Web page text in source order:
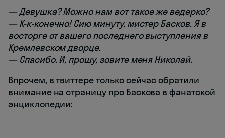
— Девушка? Можно нам вот такое же ведерко?
— К-к-конечно! Сию минуту, мистер Басков. Я в
восторге от вашего последнего выступления в
Кремлевском дворце.
— Спасибо. И, прошу, зовите меня Николай.
Впрочем, в твиттере только сейчас обратили
внимание на страницу про Баскова в фанатской
энциклопедии: